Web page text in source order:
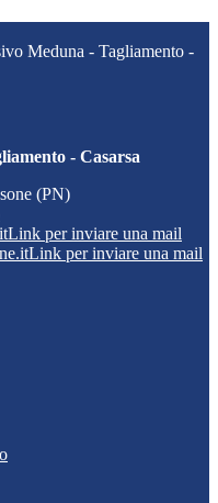
Meduna - Tagliamento -
- Casarsa
(PN)
Link per inviare una mail
Link per inviare una mail